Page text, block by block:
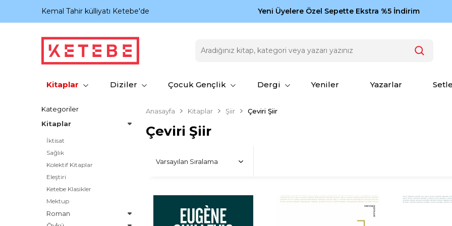
Kemal Tahir külliyatı Ketebe'de Zamansız eserler Ketebe'de: Cengiz Aytmatov
Yeni Üyelere Özel Sepette Ekstra %5 İndirim
Kitaplar Diziler Çocuk Gençlik Dergi Yeniler Yazarlar
Kategoriler
Kitaplar
İktisat
Sağlık
Kolektif Kitaplar
Eleştiri
Ketebe Klasikler
Mektup
Roman
Anasayfa Kitaplar Şiir Çeviri Şiir
Çeviri Şiir